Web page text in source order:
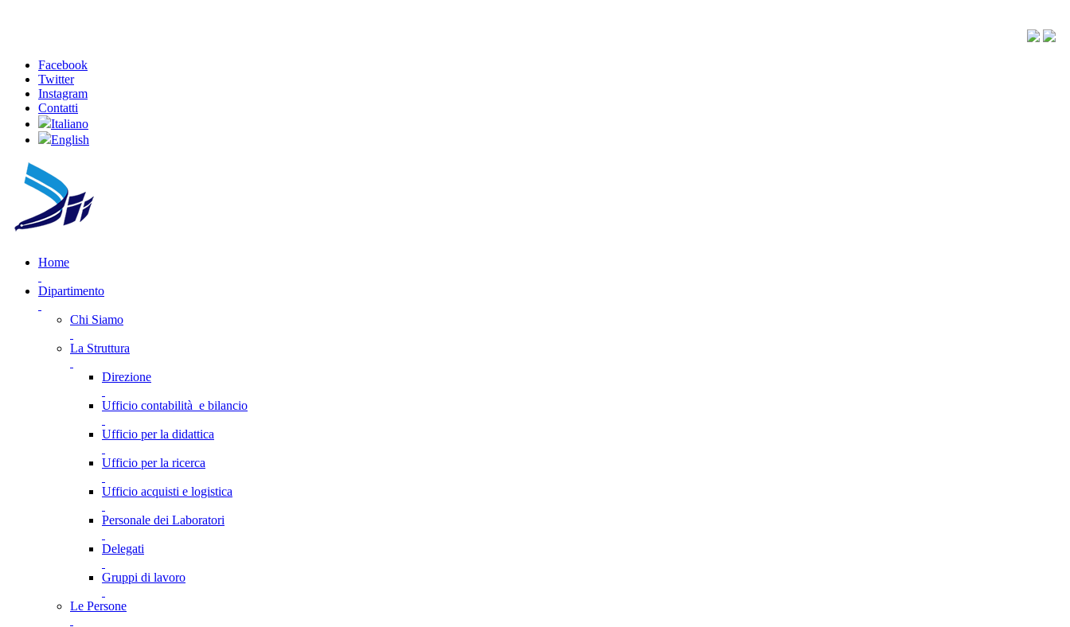
Facebook
Twitter
Instagram
Contatti
Italiano
English
Home
Dipartimento
Chi Siamo
La Struttura
Direzione
Ufficio contabilità e bilancio
Ufficio per la didattica
Ufficio per la ricerca
Ufficio acquisti e logistica
Personale dei Laboratori
Delegati
Gruppi di lavoro
Le Persone